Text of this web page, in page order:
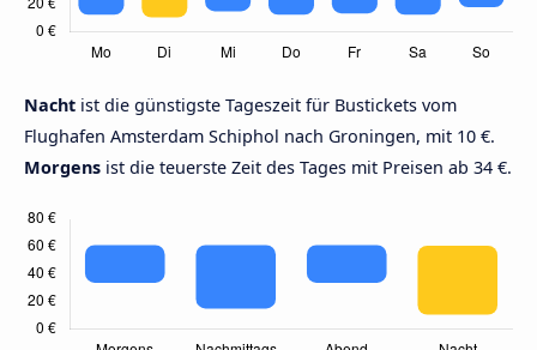
Nacht ist die günstigste Tageszeit für Bustickets vom
Flughafen Amsterdam Schiphol nach Groningen, mit 10 €.
Morgens ist die teuerste Zeit des Tages mit Preisen ab 34 €.